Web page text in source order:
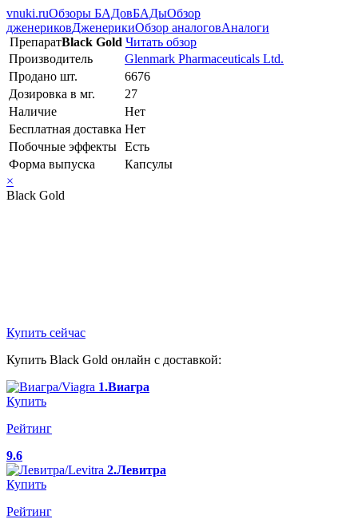
vnuki.ruОбзоры БАДовБАДыОбзор
дженериковДженерикиОбзор аналоговАналоги
ПрепаратBlack Gold Читать обзор
Производитель
Glenmark Pharmaceuticals Ltd.
Продано шт.
6676
Дозировка в мг.
27
Наличие
Нет
Бесплатная доставка Нет
Побочные эффекты Есть
Форма выпуска
Капсулы
×
Black Gold
Купить сейчас
Купить Black Gold онлайн с доставкой:
1.Виагра
Купить
Рейтинг
9.6
2.Левитра
Купить
Рейтинг